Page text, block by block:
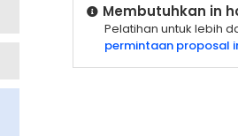
Membutuhkan in
Pelatihan untuk lebih
permintaan proposal